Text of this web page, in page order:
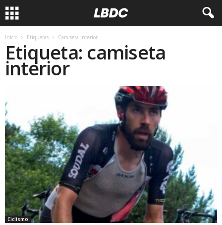
Inicio Etiquetas Camiseta interior
Etiqueta: camiseta
interior
Ciclismo